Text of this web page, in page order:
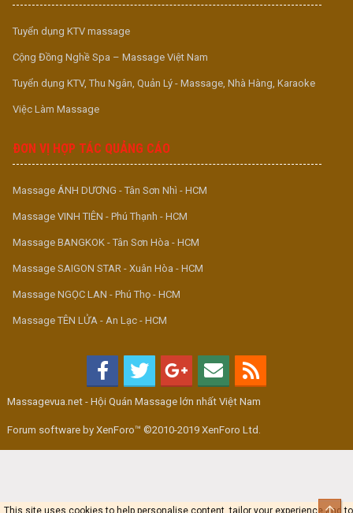
Tuyển dụng KTV massage
Cộng Đồng Nghề Spa – Massage Việt Nam
Tuyển dụng KTV, Thu Ngân, Quản Lý - Massage, Nhà Hàng, Karaoke
Việc Làm Massage
ĐƠN VỊ HỢP TÁC QUẢNG CÁO
Massage ÁNH DƯƠNG - Tân Sơn Nhì - HCM
Massage VINH TIÊN - Phú Thạnh - HCM
Massage BANGKOK - Tân Sơn Hòa - HCM
Massage SAIGON STAR - Xuân Hòa - HCM
Massage NGỌC LAN - Phú Thọ - HCM
Massage TÊN LỬA - An Lạc - HCM
Massagevua.net - Hội Quán Massage lớn nhất Việt Nam
Forum software by XenForo™ ©2010-2019 XenForo Ltd.
This site uses cookies to help personalise content, tailor your experience and to
Top